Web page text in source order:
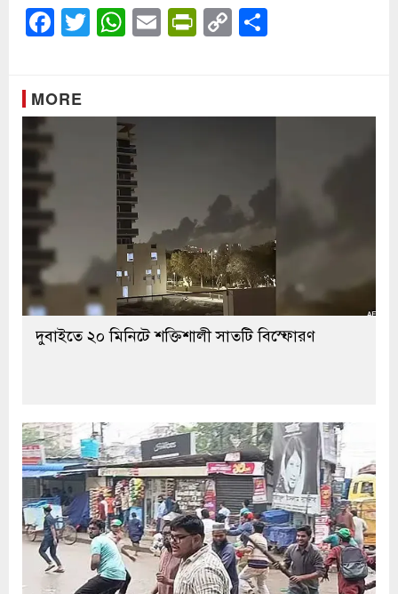
Facebook
Twitter
WhatsApp
EmailPrintFriendly
Copy
Link
MORE
দুবাইতে ২০ মিনিটে শক্তিশালী সাতটি বিস্ফোরণ